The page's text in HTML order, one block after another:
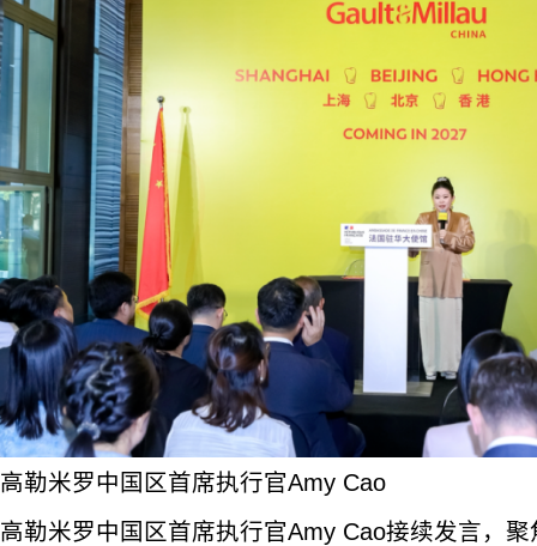
高勒米罗中国区首席执行官Amy Cao
高勒米罗中国区首席执行官Amy Cao接续发言，